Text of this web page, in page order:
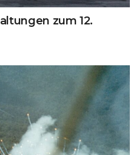
zum 12.